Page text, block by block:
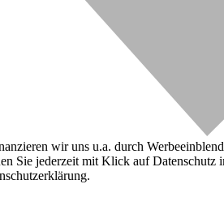
wir uns u.a. durch
Sie jederzeit mit Klick auf